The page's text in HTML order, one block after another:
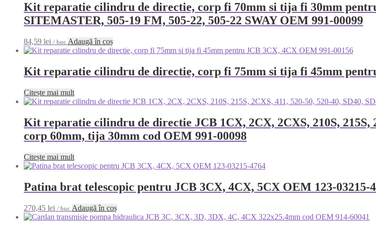
Kit reparatie cilindru de directie, corp fi 70mm si tija fi 30mm pentru
SITEMASTER, 505-19 FM, 505-22, 505-22 SWAY OEM 991-00099
84,59 lei / buc Adaugă în coș
Kit reparatie cilindru de directie, corp fi 75mm si tija fi 45mm
Citește mai mult
Kit reparatie cilindru de directie JCB 1CX, 2CX, 2CXS, 210S, 215S,
corp 60mm, tija 30mm cod OEM 991-00098
Citește mai mult
Patina brat telescopic pentru JCB 3CX, 4CX, 5CX OEM 123-03215-
270,45 lei / buc Adaugă în coș